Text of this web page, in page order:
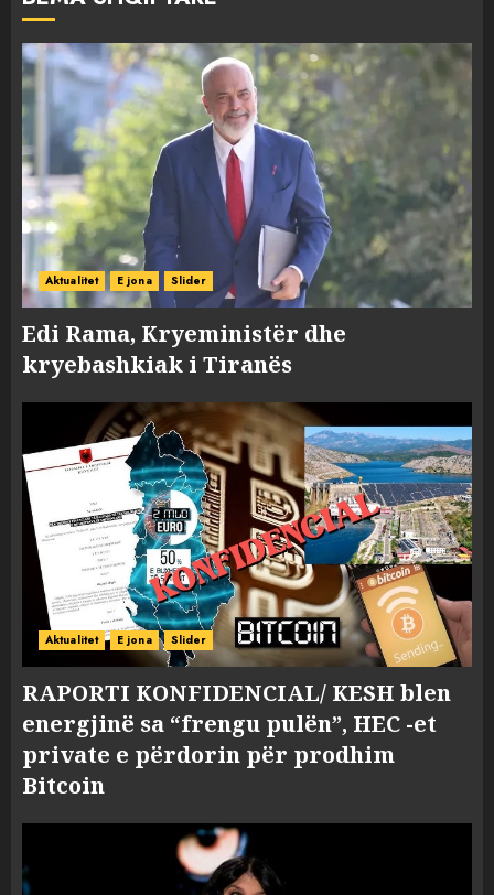
Aktualitet E jona Slider
Edi Rama, Kryeministër dhe
kryebashkiak i Tiranës
Aktualitet E jona Slider
RAPORTI KONFIDENCIAL/ KESH blen
energjinë sa “frengu pulën”, HEC -et
private e përdorin për prodhim
Bitcoin